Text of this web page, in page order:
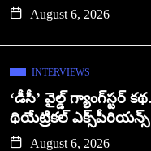
August 6, 2026
INTERVIEWS
‘డీసీ’ వైల్డ్ గ్యాంగ్‌స్టర్
థియేట్రికల్ ఎక్స్‌పీరియన్స్
August 6, 2026